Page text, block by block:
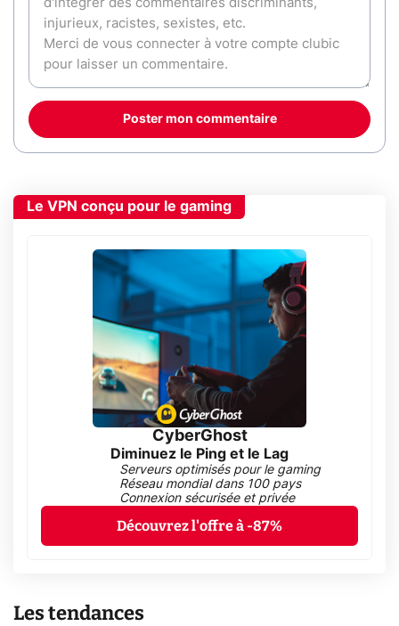
Poster mon commentaire
Le VPN conçu pour le gaming
CyberGhost
Diminuez le Ping et le Lag
Serveurs optimisés pour le gaming
Réseau mondial dans 100 pays
Connexion sécurisée et privée
Découvrez l'offre à -87%
Les tendances